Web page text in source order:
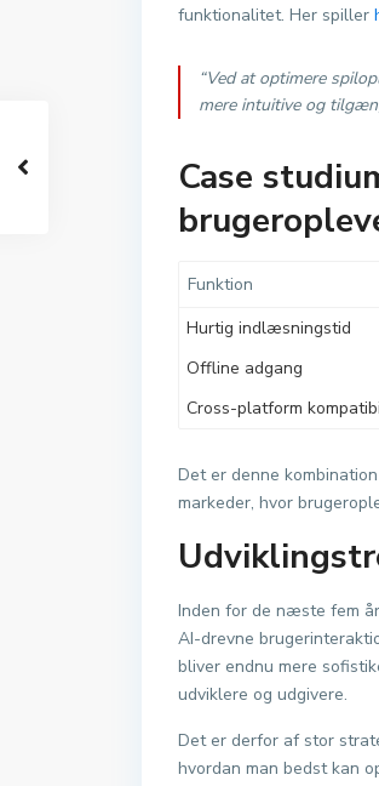
funktionalitet. Her spiller
“Ved at optimere
mere intuitive og
Case
Funktion
Hurtig indlæsningstid
Offline adgang
Cross-platform
Det er denne
markeder, hvor
Inden for de næste fem
AI-drevne
bliver endnu mere
udviklere og udgivere.
Det er derfor af stor
hvordan man bedst kan